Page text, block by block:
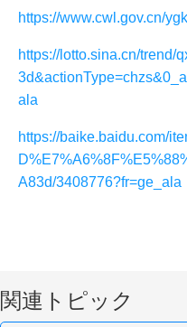
https://www.cwl.gov.cn/
https://lotto.sina.cn/trend/
ala
https://baike.baidu.com/
A83d/3408776?fr=ge_ala
関連トピック